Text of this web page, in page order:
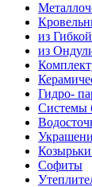
из
из
Гидро-
Системы
Софиты